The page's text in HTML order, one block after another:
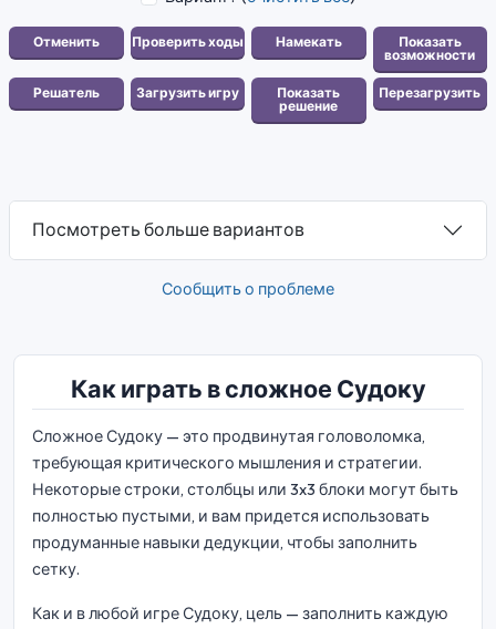
Посмотреть больше вариантов
Сообщить о проблеме
Как играть в сложное Судоку
Сложное Судоку — это продвинутая головоломка,
требующая критического мышления и стратегии.
Некоторые строки, столбцы или 3x3 блоки могут быть
полностью пустыми, и вам придется использовать
продуманные навыки дедукции, чтобы заполнить
сетку.
Как и в любой игре Судоку, цель — заполнить каждую